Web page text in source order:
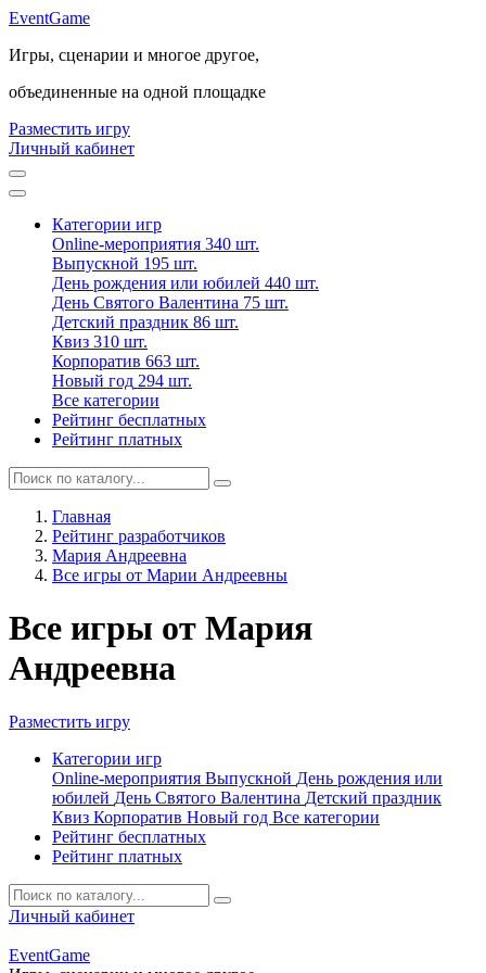
EventGame
Игры, сценарии и многое другое,
объединенные на одной площадке
Разместить игру
Личный кабинет
Категории игр
Online-мероприятия 340 шт.
Выпускной 195 шт.
День рождения или юбилей 440 шт.
День Святого Валентина 75 шт.
Детский праздник 86 шт.
Квиз 310 шт.
Корпоратив 663 шт.
Новый год 294 шт.
Все категории
Рейтинг бесплатных
Рейтинг платных
Главная
Рейтинг разработчиков
Мария Андреевна
Все игры от Марии Андреевны
Все игры от Мария
Андреевна
Разместить игру
Категории игр
Online-мероприятия Выпускной День рождения или
юбилей День Святого Валентина Детский праздник
Квиз Корпоратив Новый год Все категории
Рейтинг бесплатных
Рейтинг платных
Личный кабинет
EventGame